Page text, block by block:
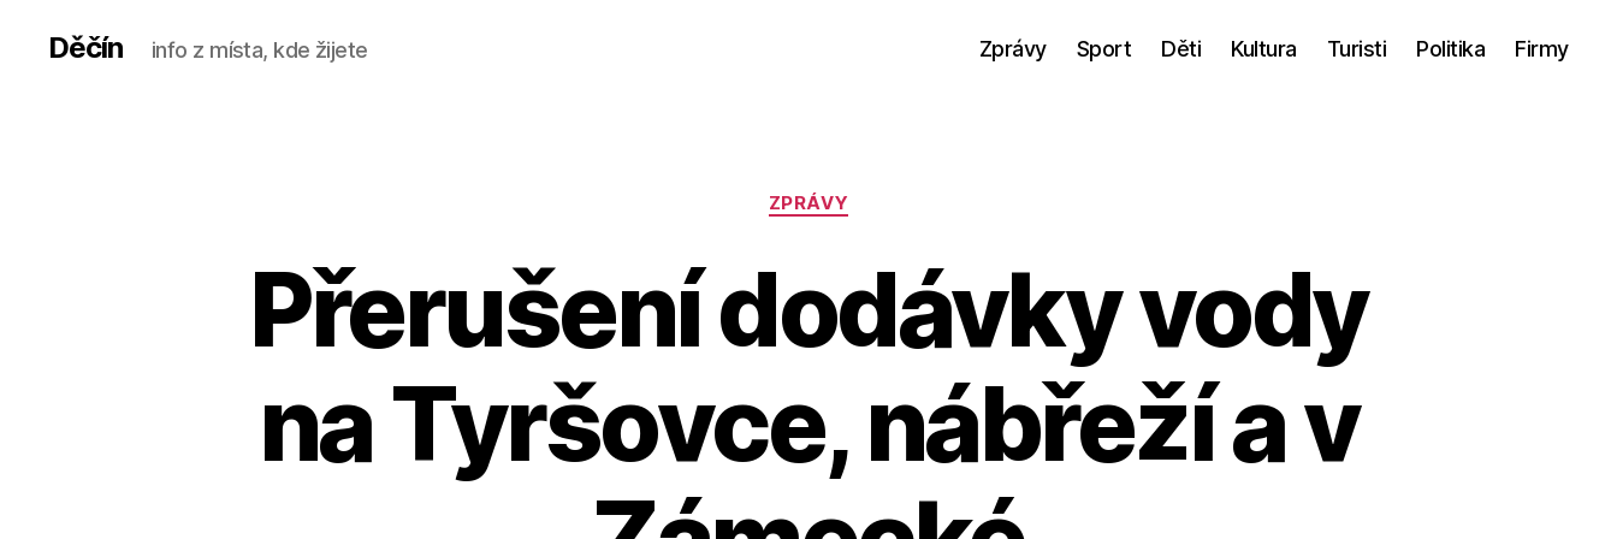
Děčín info z místa, kde žijete Zprávy Sport Děti Kultura Turisti Politika Firmy
Rubriky
ZPRÁVY
Přerušení dodávky vody
na Tyršovce, nábřeží a v
u